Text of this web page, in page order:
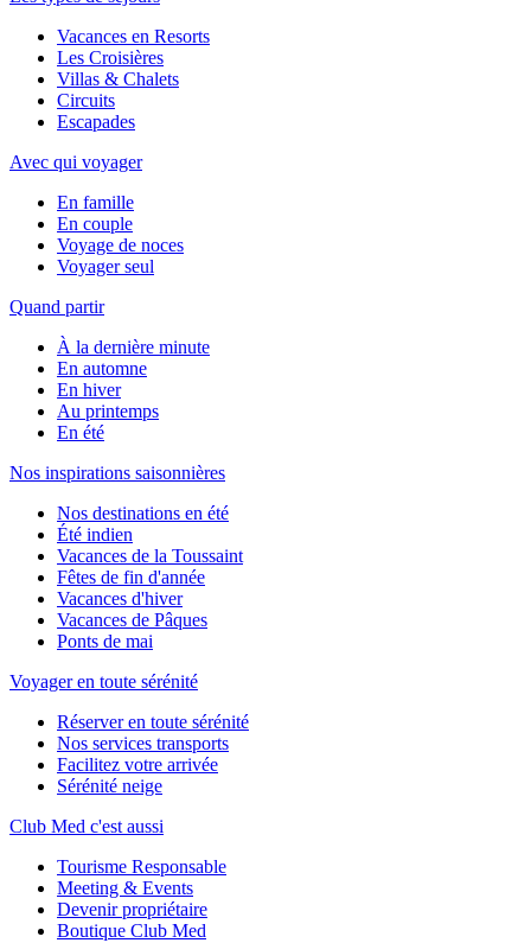
Vacances en Resorts
Les Croisières
Villas & Chalets
Circuits
Escapades
Avec qui voyager
En famille
En couple
Voyage de noces
Voyager seul
Quand partir
À la dernière minute
En automne
En hiver
Au printemps
En été
Nos inspirations saisonnières
Nos destinations en été
Été indien
Vacances de la Toussaint
Fêtes de fin d'année
Vacances d'hiver
Vacances de Pâques
Ponts de mai
Voyager en toute sérénité
Réserver en toute sérénité
Nos services transports
Facilitez votre arrivée
Sérénité neige
Club Med c'est aussi
Tourisme Responsable
Meeting & Events
Devenir propriétaire
Boutique Club Med